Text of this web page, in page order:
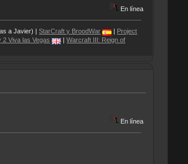
En línea
a Javier) |StarCraft y BroodWar | Project
2 Viva las Vegas |Warcraft III: Reign of
En línea